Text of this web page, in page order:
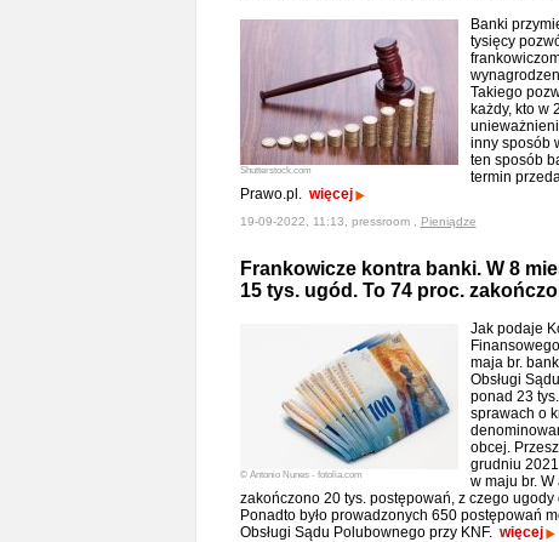
Shutterstock.com
Banki
tysięcy
Takiego
każdy, kto w
inny sposób
ten sposób
termin
Prawo.pl. więcej
19-09-2022, 11:13, pressroom , Pieniądze
Frankowicze kontra banki. W 8
15 tys. ugód. To 74 proc.
© Antonio Nunes - fotolia.com
Jak podaje
maja br.
Obsługi
ponad 23
sprawach o
obcej.
grudniu
w maju br.
zakończono 20 tys. postępowań, z czego
Ponadto było prowadzonych 650 postępowań
Obsługi Sądu Polubownego przy KNF. więcej